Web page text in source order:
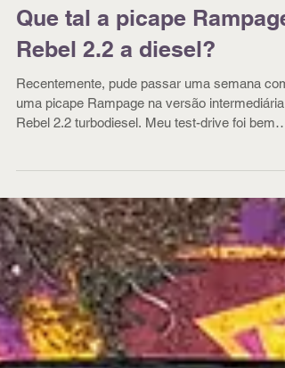
Que tal a picape Rampage
Rebel 2.2 a diesel?
Recentemente, pude passar uma semana com
uma pequena viagem em que percorri
estradonas, estradas e estradinhas. Do asfalto
perfeito em pista dupla ao caminho de terra
exageros), incluindo a subida de duas serras,
num total de uns 500 km. Conto como foi a
seguir.